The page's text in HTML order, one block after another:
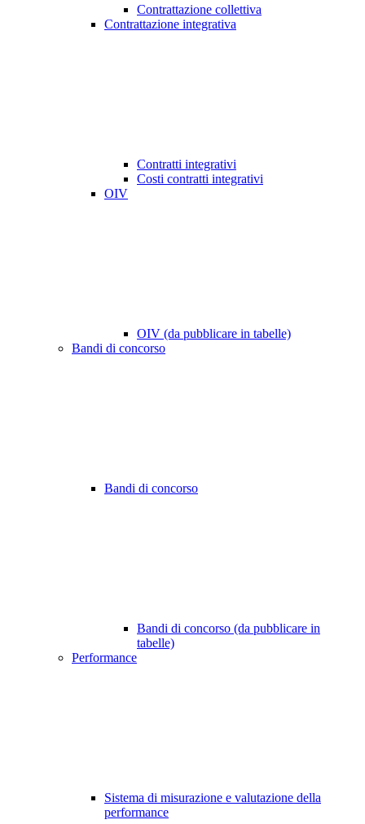
Contrattazione collettiva
Contrattazione integrativa
Contratti integrativi
Costi contratti integrativi
OIV
OIV (da pubblicare in tabelle)
Bandi di concorso
Bandi di concorso
Bandi di concorso (da pubblicare in
tabelle)
Performance
Sistema di misurazione e valutazione della
performance